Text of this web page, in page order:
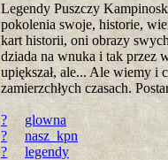
Legendy Puszczy
pokolenia swoje, historie,
kart historii, oni obrazy
dziada na wnuka i tak przez
upiększał, ale... Ale wiemy i
zamierzchłych czasach.
?
glowna
?
nasz_kpn
?
legendy